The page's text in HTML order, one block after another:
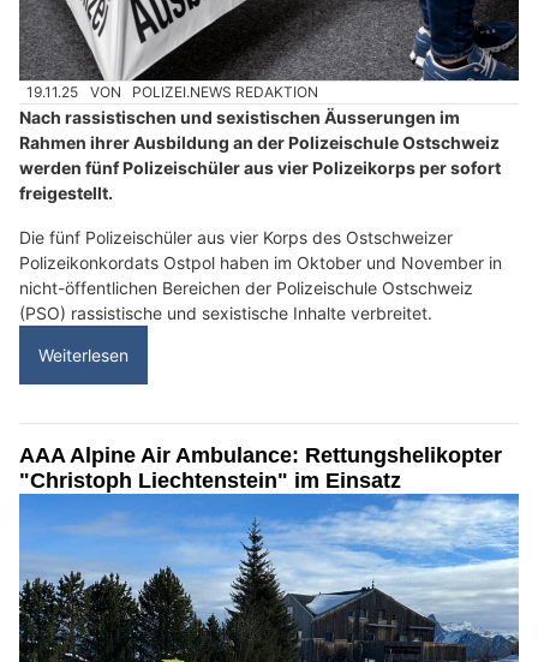
19.11.25 VON POLIZEI.NEWS REDAKTION
Nach rassistischen und sexistischen Äusserungen im
Rahmen ihrer Ausbildung an der Polizeischule Ostschweiz
werden fünf Polizeischüler aus vier Polizeikorps per sofort
freigestellt.
Die fünf Polizeischüler aus vier Korps des Ostschweizer
Polizeikonkordats Ostpol haben im Oktober und November in
nicht-öffentlichen Bereichen der Polizeischule Ostschweiz
(PSO) rassistische und sexistische Inhalte verbreitet.
Weiterlesen
AAA Alpine Air Ambulance: Rettungshelikopter
"Christoph Liechtenstein" im Einsatz